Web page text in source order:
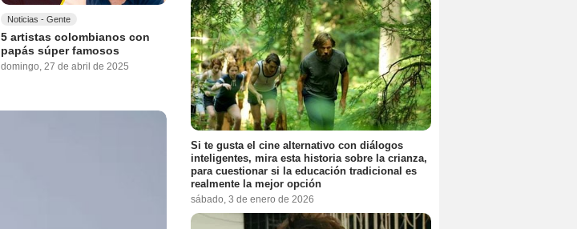
Noticias - Gente
5 artistas colombianos con
papás súper famosos
domingo, 27 de abril de 2025
Si te gusta el cine alternativo con diálogos
inteligentes, mira esta historia sobre la crianza,
para cuestionar si la educación tradicional es
realmente la mejor opción
sábado, 3 de enero de 2026